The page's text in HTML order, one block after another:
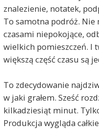
znalezienie, notatek,
To samotna podróż. Nie
czasami niepokojące,
wielkich pomieszczeń. I
większą część czasu są
To zdecydowanie
w jaki grałem. Sześć
kilkadziesiąt minut.
Produkcja wygląda